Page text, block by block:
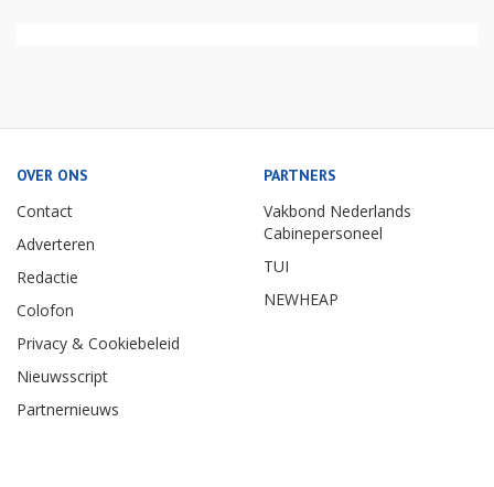
OVER ONS
Contact
Adverteren
Redactie
Colofon
Privacy & Cookiebeleid
Nieuwsscript
Partnernieuws
PARTNERS
Vakbond Nederlands
Cabinepersoneel
TUI
NEWHEAP